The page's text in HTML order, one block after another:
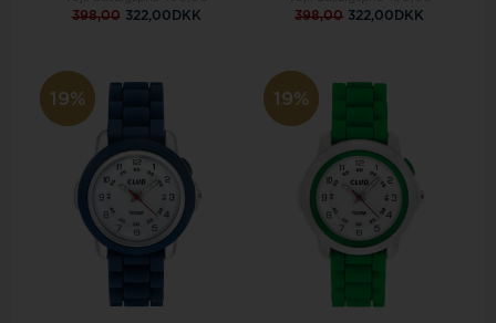
398,00 322,00DKK 398,00 322,00DKK
19%
19% 19%
19%